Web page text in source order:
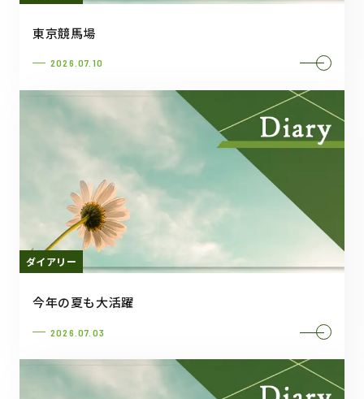
東京競馬場
2026.07.10
ダイアリー
今年の夏も大活躍
2026.07.03